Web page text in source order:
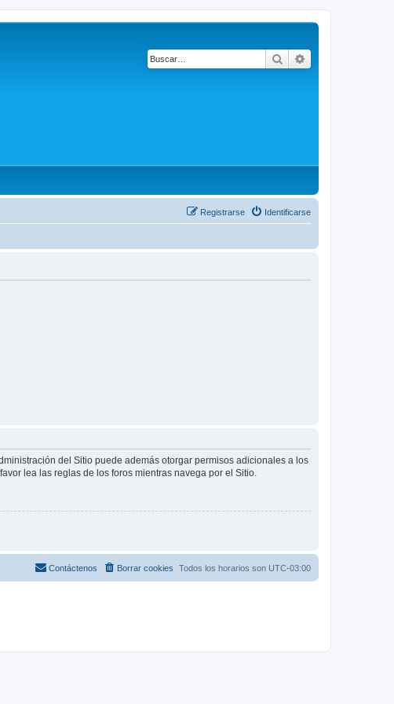
Buscar
Identificarse
Registrarse
del Sitio puede además otorgar permisos adicionales a los
lea las reglas de los foros mientras navega por el Sitio.
Todos los horarios son UTC-03:00
Borrar cookies
Contáctenos